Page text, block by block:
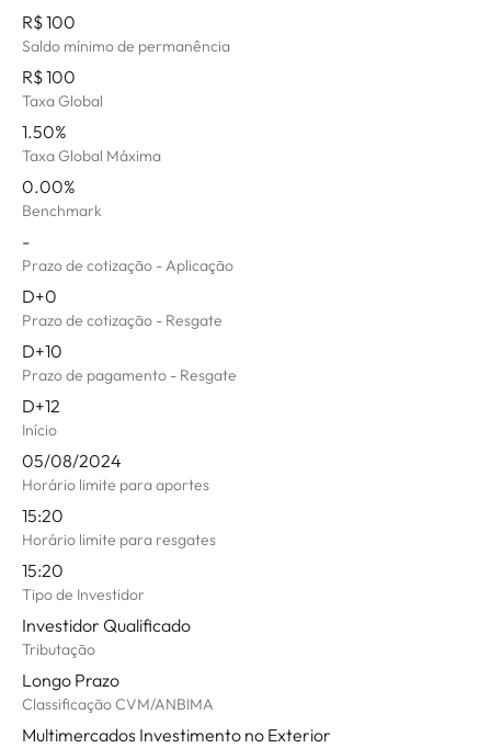
R$ 100
Saldo mínimo de permanência
R$ 100
Taxa Global
1.50%
Taxa Global Máxima
0.00%
Benchmark
-
Prazo de cotização - Aplicação
D+0
Prazo de cotização - Resgate
D+10
Prazo de pagamento - Resgate
D+12
Início
05/08/2024
Horário limite para aportes
15:20
Horário limite para resgates
15:20
Tipo de Investidor
Investidor Qualificado
Tributação
Longo Prazo
Classificação CVM/ANBIMA
Multimercados Investimento no Exterior